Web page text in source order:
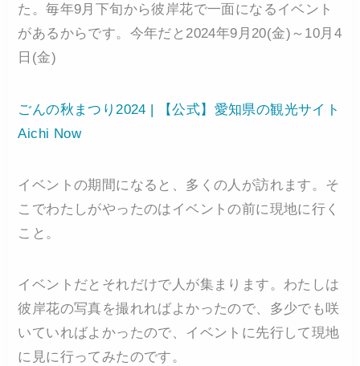
た。毎年9月下旬から彼岸花で一面になるイベント
があるからです。今年だと2024年9月20(金)～10月4
日(金)
ごんの秋まつり2024 | 【公式】愛知県の観光サイト
Aichi Now
イベントの期間になると、多くの人が訪れます。そ
こでわたしがやったのはイベントの前に現地に行く
こと。
イベントだとそれだけで人が集まります。わたしは
彼岸花の写真を撮れればよかったので、多少でも咲
いていればよかったので、イベントに先行して現地
に見に行ってみたのです。